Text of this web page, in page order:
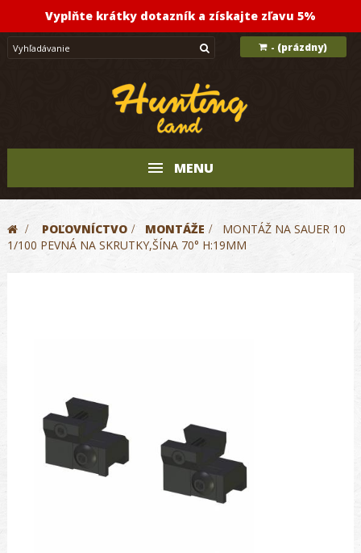
Vyplňte krátky dotazník a získajte zľavu 5%
- (prázdny)
MENU
> POĽOVNÍCTVO > MONTÁŽE >
MONTÁŽ NA SAUER 10
1/100 PEVNÁ NA SKRUTKY,ŠÍNA 70° H:19MM